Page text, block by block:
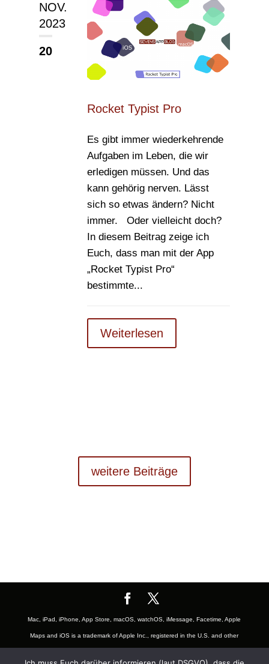
NOV.
2023
20
Rocket Typist Pro
Es gibt immer wiederkehrende
Aufgaben im Leben, die wir
erledigen müssen. Und das
kann gehörig nerven. Lässt
sich so etwas ändern? Nicht
immer. Oder vielleicht doch?
In diesem Beitrag zeige ich
Euch, dass man mit der App
„Rocket Typist Pro“
bestimmte...
Weiterlesen
weitere Beiträge
Mac, iPad, iPhone, App Store, macOS, watchOS, iMessage, Facetime, Apple
Maps and iOS is a trademark of Apple Inc., registered in the U.S. and other